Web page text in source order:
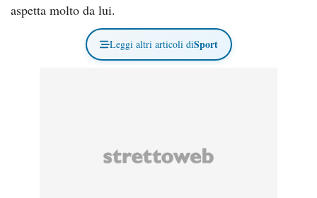
aspetta molto da lui.
Leggi altri articoli diSport